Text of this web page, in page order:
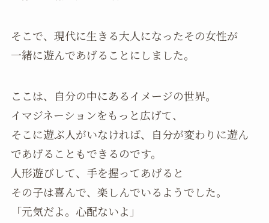
そこで、現代に生きる大人になったその女性が
一緒に遊んであげることにしました。
ここは、自分の中にあるイメージの世界。
イマジネーションをもっと広げて、
そこに遊ぶ人がいなければ、自分が変わりに遊ん
であげることもできるのです。
人形遊びして、手を握ってあげると
その子は喜んで、楽しんでいるようでした。
「元気だよ。心配ないよ」